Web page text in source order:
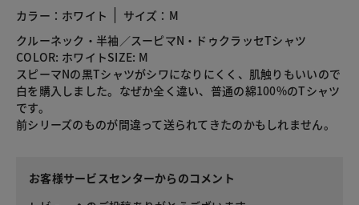
カラー：ホワイト
サイズ：M
クルーネック・半袖／スーピマN・ドゥクラッセTシャツ
COLOR: ホワイトSIZE: M
スピーマNの黒Tシャツがシワになりにくく、肌触りもいいので
白を購入しました。なぜか全く違い、普通の綿100%のTシャツ
です。
前シリーズのものが間違って送られてきたのかもしれません。
お客様サービスセンターからのコメント